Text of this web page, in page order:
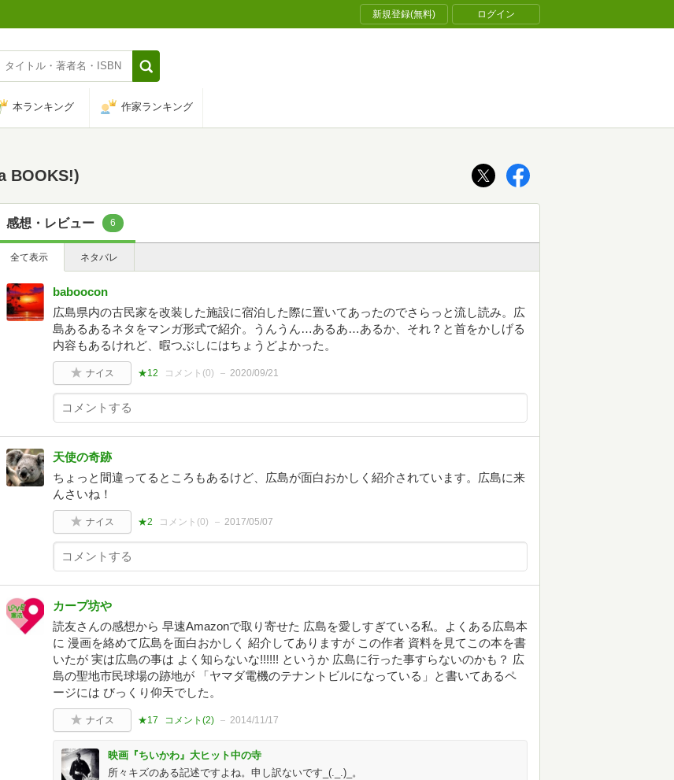
新規登録(無料) ログイン
本ランキング 作家ランキング
BOOKS!)
感想・レビュー 6
全て表示 ネタバレ
baboocon
広島県内の古民家を改装した施設に宿泊した際に置いてあったのでさらっと流し読み。広
島あるあるネタをマンガ形式で紹介。うんうん…あるあ…あるか、それ？と首をかしげる
内容もあるけれど、暇つぶしにはちょうどよかった。
ナイス ★12 コメント(0) 2020/09/21
天使の奇跡
ちょっと間違ってるところもあるけど、広島が面白おかしく紹介されています。広島に来
んさいね！
ナイス ★2 コメント(0) 2017/05/07
カープ坊や
読友さんの感想から 早速Amazonで取り寄せた 広島を愛しすぎている私。よくある広島本
に 漫画を絡めて広島を面白おかしく 紹介してありますが この作者 資料を見てこの本を書
いたが 実は広島の事は よく知らないな!!!!!! というか 広島に行った事すらないのかも？ 広
島の聖地市民球場の跡地が 「ヤマダ電機のテナントビルになっている」と書いてあるペ
ージには びっくり仰天でした。
ナイス ★17 コメント(2) 2014/11/17
映画『ちいかわ』大ヒット中の寺
所々キズのある記述ですよね。申し訳ないです_(._.)_。